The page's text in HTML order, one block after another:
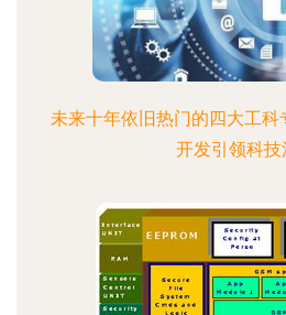
未来十年依旧热门的四大工
开发引领科技